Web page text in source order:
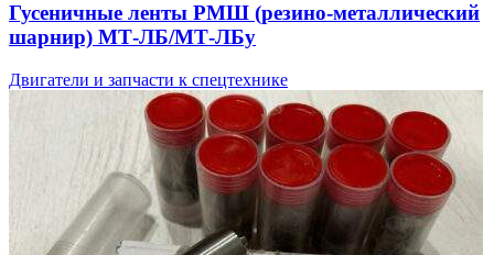
Гусеничные ленты РМШ (резино-металлический
шарнир) МТ-ЛБ/МТ-ЛБу
Двигатели и запчасти к спецтехнике